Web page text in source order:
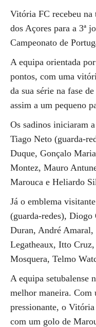
Vitória FC recebeu na
dos Açores para a 3ª
Campeonato de
A equipa orientada
pontos, com uma
da sua série na fase
assim a um pequeno
Os sadinos iniciaram
Tiago Neto (guarda-
Duque, Gonçalo
Montez, Mauro
Marouca e Heliardo
Já o emblema
(guarda-redes),
Duran, André
Legatheaux, Itto
Mosquera, Telmo
A equipa setubalense
melhor maneira. Com
pressionante, o
com um golo de